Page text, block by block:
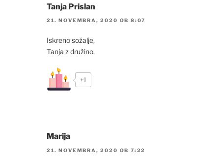
Tanja Prislan
21. NOVEMBRA, 2020 OB 8:07
Iskreno sožalje,
Tanja z družino.
+1
Marija
21. NOVEMBRA, 2020 OB 7:22